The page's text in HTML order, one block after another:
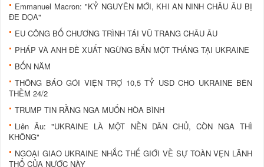
Emmanuel Macron: "KỶ NGUYÊN MỚI, KHI AN NINH CHÂU ÂU BỊ
ĐE DỌA"
EU CÔNG BỐ CHƯƠNG TRÌNH TÁI VŨ TRANG CHÂU ÂU
PHÁP VÀ ANH ĐỀ XUẤT NGỪNG BẮN MỘT THÁNG TẠI UKRAINE
BỐN NĂM
THÔNG BÁO GÓI VIỆN TRỢ 10,5 TỶ USD CHO UKRAINE BÊN
THỀM 24/2
TRUMP TIN RẰNG NGA MUỐN HÒA BÌNH
Liên Âu: "UKRAINE LÀ MỘT NỀN DÂN CHỦ, CÒN NGA THÌ
KHÔNG"
NGOẠI GIAO UKRAINE NHẮC THẾ GIỚI VỀ SỰ TOÀN VẸN LÃNH
THỔ CỦA NƯỚC NÀY